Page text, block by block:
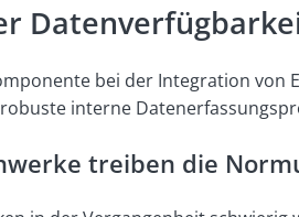
bei der Integration von
interne
treiben die